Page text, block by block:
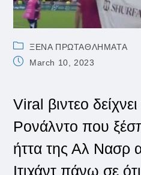
Post
category:
ΞΕΝΑ ΠΡΩΤΑΘΛΗΜΑΤΑ
PostMarch 10, 2023
Viral βιντεο
Ρονάλντο που
ήττα της Αλ Νασρ
Ιτιχάντ πάνω σε